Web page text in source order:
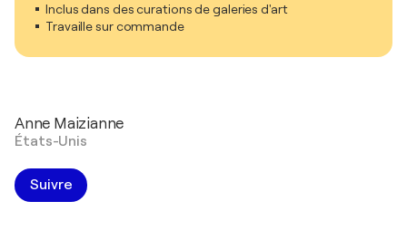
Inclus dans des curations de galeries d'art
Travaille sur commande
Anne Maizianne
États-Unis
Suivre